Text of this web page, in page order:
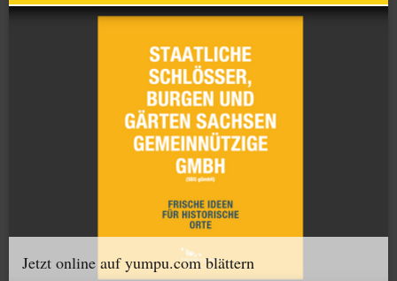
Jetzt online auf yumpu.com blättern